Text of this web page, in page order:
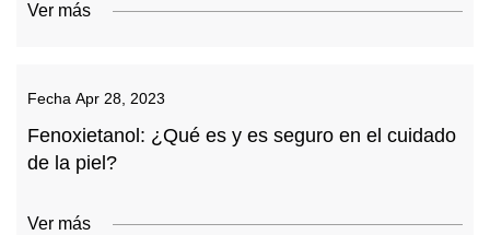
Ver más
Fecha Apr 28, 2023
Fenoxietanol: ¿Qué es y es seguro en el cuidado
de la piel?
Ver más